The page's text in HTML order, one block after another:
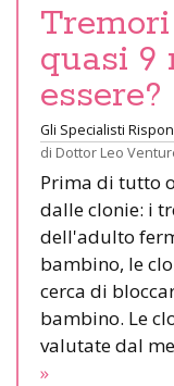
quasi 9
essere?
Gli Specialisti
di Dottor Leo
Prima di tutto
dalle clonie: i
dell'adulto
bambino, le
cerca di
bambino. Le
valutate dal
»